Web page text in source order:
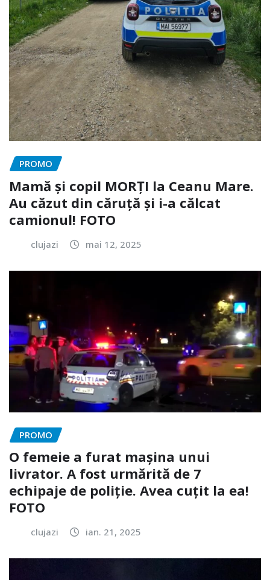
PROMO
Mamă și copil MORȚI la Ceanu Mare.
Au căzut din căruță și i-a călcat
camionul! FOTO
clujazi mai 12, 2025
PROMO
O femeie a furat mașina unui
livrator. A fost urmărită de 7
echipaje de poliție. Avea cuțit la ea!
FOTO
clujazi ian. 21, 2025